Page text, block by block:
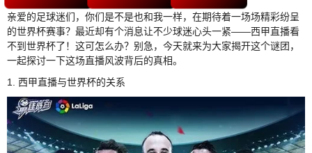
亲爱的足球迷们，你们是不是也和我一样，在期待着一场场精彩纷呈
的世界杯赛事？最近却有个消息让不少球迷心头一紧——西甲直播看
不到世界杯了！这可怎么办？别急，今天就来为大家揭开这个谜团，
一起探讨一下这场直播风波背后的真相。
1. 西甲直播与世界杯的关系